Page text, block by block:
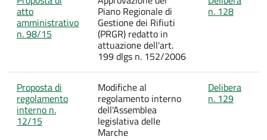
atto
amministrativo
n. 98/15
Piano Regionale di
Gestione dei Rifiuti
(PRGR) redatto in
attuazione dell'art.
199 dlgs n. 152/2006
n. 128
Proposta di
regolamento
interno n.
12/15
Modifiche al
regolamento interno
dell'Assemblea
legislativa delle
Marche
Delibera
n. 129